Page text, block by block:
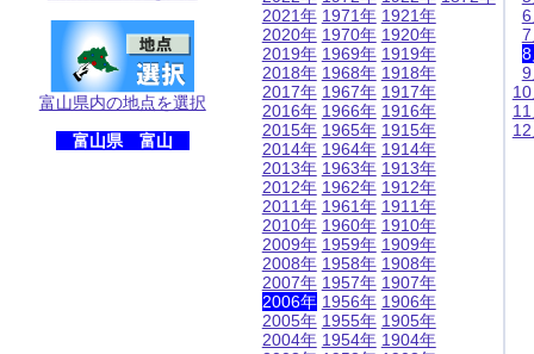
富山県内の地点を選択
富山県 富山
2021年
2020年
2019年
2018年
2017年
2016年
2015年
2014年
2013年
2012年
2011年
2010年
2009年
2008年
2007年
2006年
2005年
2004年
1971年
1970年
1969年
1968年
1967年
1966年
1965年
1964年
1963年
1962年
1961年
1960年
1959年
1958年
1957年
1956年
1955年
1954年
1921年
1920年
1919年
1918年
1917年
1916年
1915年
1914年
1913年
1912年
1911年
1910年
1909年
1908年
1907年
1906年
1905年
1904年